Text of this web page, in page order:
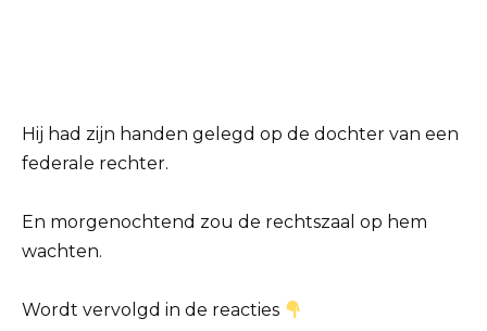
Hij had zijn handen gelegd op de dochter van een
federale rechter.
En morgenochtend zou de rechtszaal op hem
wachten.
Wordt vervolgd in de reacties